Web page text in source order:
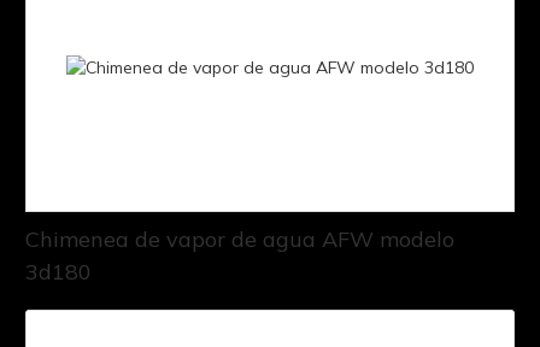
Chimenea de vapor de agua AFW modelo
3d180